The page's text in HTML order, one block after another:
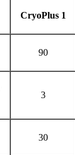
CryoPlus 1
90
3
30